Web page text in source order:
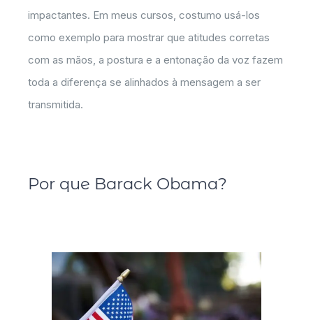
impactantes. Em meus cursos, costumo usá-los
como exemplo para mostrar que atitudes corretas
com as mãos, a postura e a entonação da voz fazem
toda a diferença se alinhados à mensagem a ser
transmitida.
Por que Barack Obama?